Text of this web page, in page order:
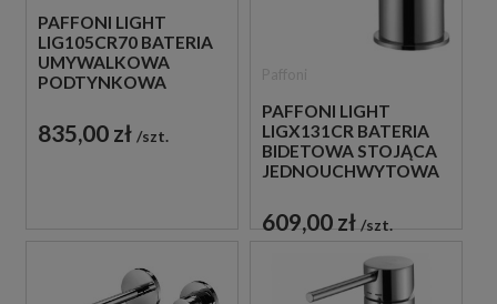
PAFFONI LIGHT
LIG105CR70 BATERIA
UMYWALKOWA
PODTYNKOWA
CHROM
835,00 zł szt.
PAFFONI LIGHT
LIGX131CR BATERIA
BIDETOWA STOJĄCA
JEDNOUCHWYTOWA
609,00 zł szt.